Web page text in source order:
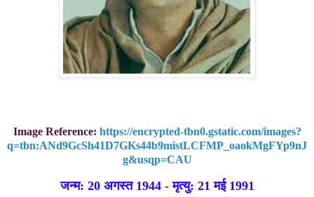
Image Reference: https://encrypted-tbn0.gstatic.com/images?
q=tbn:ANd9GcSh41D7GKs44b9mistLCFMP_oaokMgFYp9nJ
g&usqp=CAU
जन्म: 20 अगस्त1944 -मृत्यु: 21मई1991